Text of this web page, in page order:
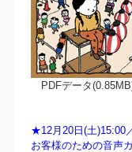
PDFデータ
★12月20日(土)15:00
お客様のための音声